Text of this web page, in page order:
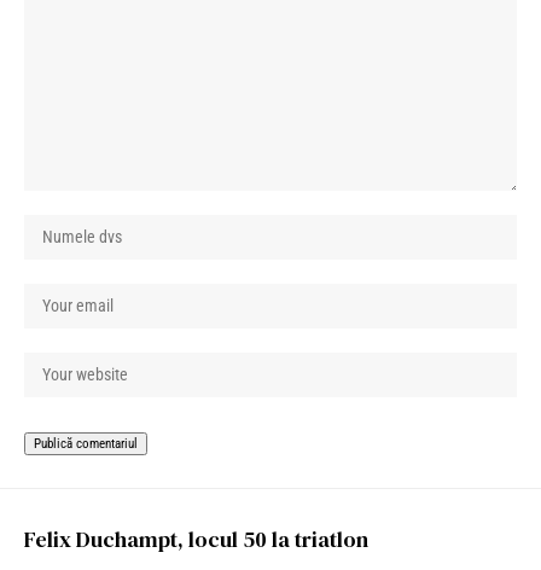
Felix Duchampt, locul 50 la triatlon